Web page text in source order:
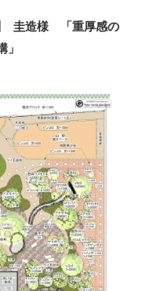
圭造様 「重厚感の
」